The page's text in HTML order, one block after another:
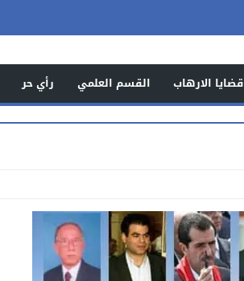
قضايا الارهاب القسم العلمي رأي حر